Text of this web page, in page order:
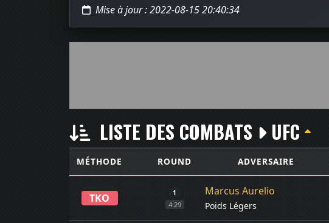
Mise à jour : 2022-08-15 20:40:34
LISTE DES COMBATS UFC
MÉTHODE ROUND ADVERSAIRE
TKO 1
4:29
Marcus Aurelio
Poids Légers